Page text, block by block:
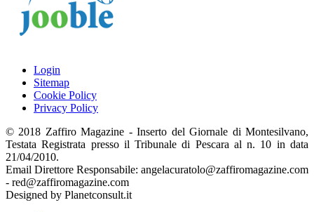
Login
Sitemap
Cookie Policy
Privacy Policy
© 2018 Zaffiro Magazine - Inserto del Giornale di Montesilvano,
Testata Registrata presso il Tribunale di Pescara al n. 10 in data
21/04/2010.
Email Direttore Responsabile: angelacuratolo@zaffiromagazine.com
- red@zaffiromagazine.com
Designed by Planetconsult.it